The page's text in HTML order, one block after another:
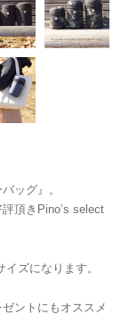
ッグ』。
頂きPino’s select
ズになります。
ントにもオススメ